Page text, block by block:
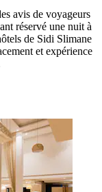
avis de voyageurs
réservé une nuit à
de Sidi Slimane
et expérience